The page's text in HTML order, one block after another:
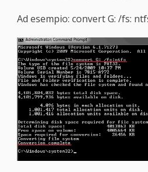
Ad esempio: convert G: /fs: